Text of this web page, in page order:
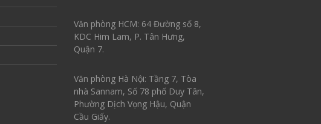
Văn phòng HCM: 64 Đường số 8,
KDC Him Lam, P. Tân Hưng,
Quận 7.
Văn phòng Hà Nội: Tầng 7, Tòa
nhà Sannam, Số 78 phố Duy Tân,
Phường Dịch Vọng Hậu, Quận
Cầu Giấy.